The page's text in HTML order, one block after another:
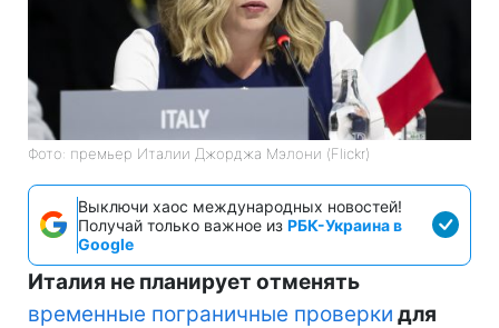
Фото: премьер Италии Джорджа Мэлони (Flickr)
Выключи хаос международных новостей!
Получай только важное из РБК-Украина в
Google
Италия не планирует отменять
временные пограничные проверки для